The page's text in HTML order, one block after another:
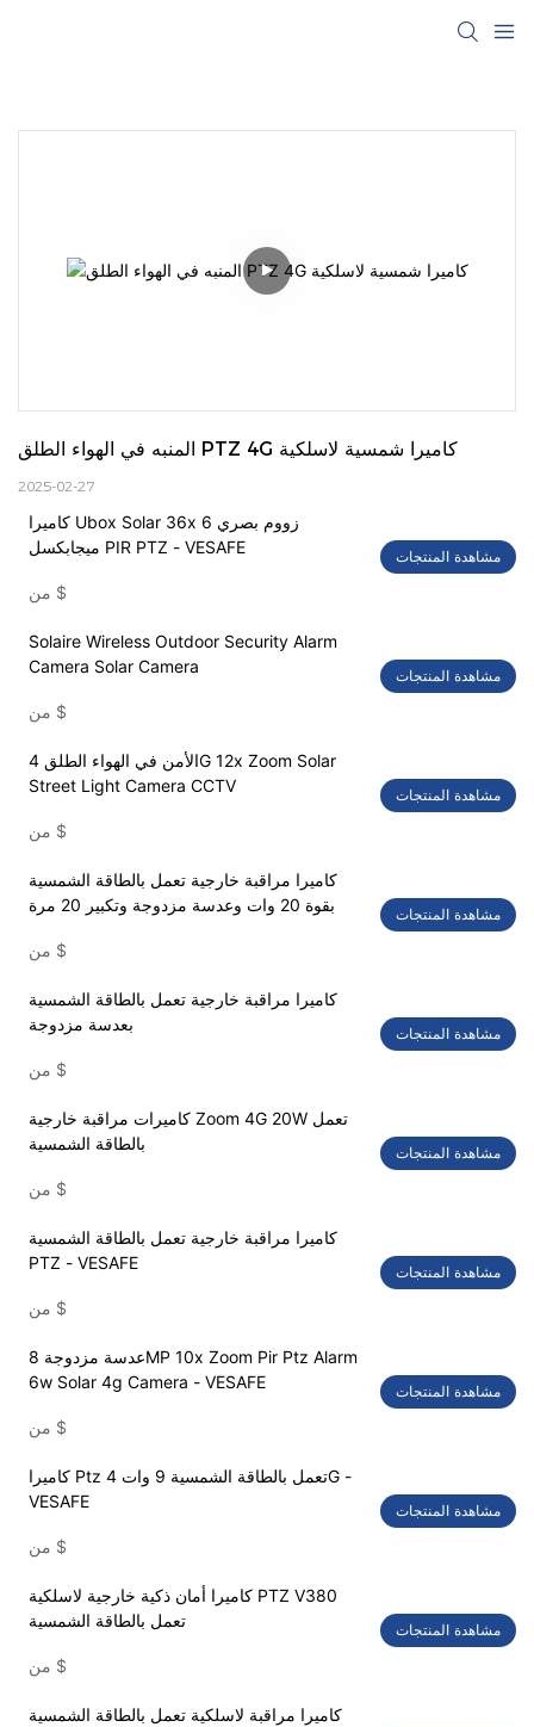
المنبه في الهواء الطلق PTZ 4G كاميرا شمسية لاسلكية
2025-02-27
كاميرا Ubox Solar 36x زووم بصري 6
ميجابكسل PIR PTZ - VESAFE
$
مشاهدة المنتجات
Solaire Wireless Outdoor Security Alarm
Camera Solar Camera
$
مشاهدة المنتجات
الأمن في الهواء الطلق 4G 12x Zoom Solar
Street Light Camera CCTV
$
مشاهدة المنتجات
كاميرا مراقبة خارجية تعمل بالطاقة الشمسية
بقوة 20 وات وعدسة مزدوجة وتكبير 20 مرة
$
مشاهدة المنتجات
كاميرا مراقبة خارجية تعمل بالطاقة الشمسية
بعدسة مزدوجة
$
مشاهدة المنتجات
كاميرات مراقبة خارجية Zoom 4G 20W تعمل
بالطاقة الشمسية
$
مشاهدة المنتجات
كاميرا مراقبة خارجية تعمل بالطاقة الشمسية
PTZ - VESAFE
$
مشاهدة المنتجات
عدسة مزدوجة 8MP 10x Zoom Pir Ptz Alarm
6w Solar 4g Camera - VESAFE
$
مشاهدة المنتجات
كاميرا Ptz تعمل بالطاقة الشمسية 9 وات 4G -
VESAFE
$
مشاهدة المنتجات
كاميرا أمان ذكية خارجية لاسلكية PTZ V380
تعمل بالطاقة الشمسية
$
مشاهدة المنتجات
كاميرا مراقبة لاسلكية تعمل بالطاقة الشمسية